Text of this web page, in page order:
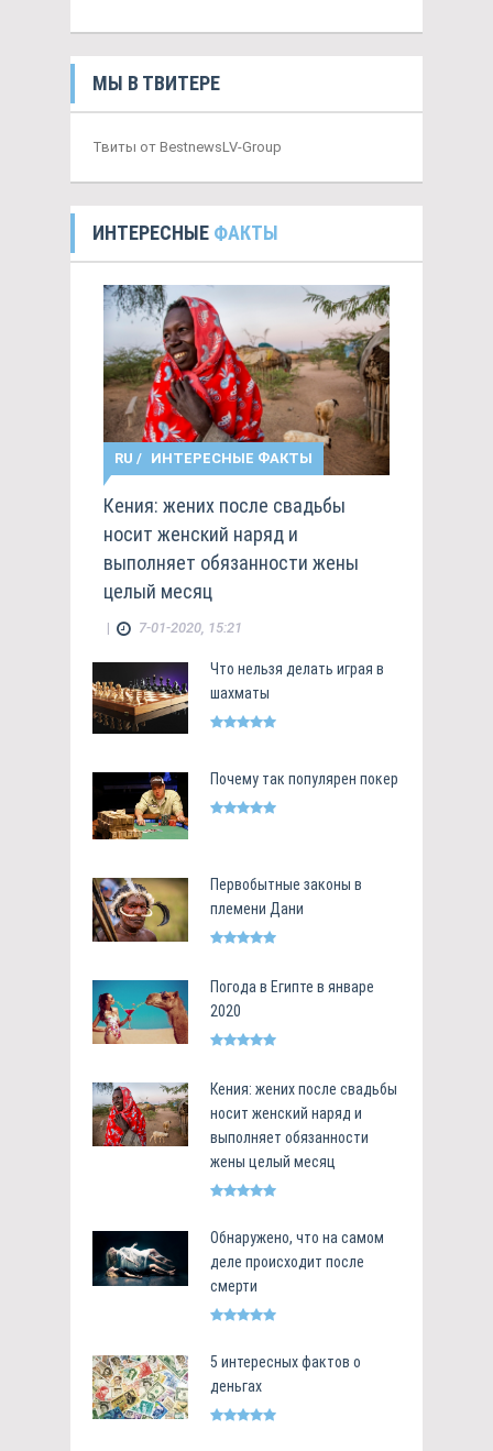
МЫ В ТВИТЕРЕ
Твиты от BestnewsLV-Group
ИНТЕРЕСНЫЕ ФАКТЫ
RU / ИНТЕРЕСНЫЕ ФАКТЫ
Кения: жених после свадьбы
носит женский наряд и
выполняет обязанности жены
целый месяц
| 7-01-2020, 15:21
Что нельзя делать играя в
шахматы
Почему так популярен покер
Первобытные законы в
племени Дани
Погода в Египте в январе
2020
Кения: жених после свадьбы
носит женский наряд и
выполняет обязанности
жены целый месяц
Обнаружено, что на самом
деле происходит после
смерти
5 интересных фактов о
деньгах